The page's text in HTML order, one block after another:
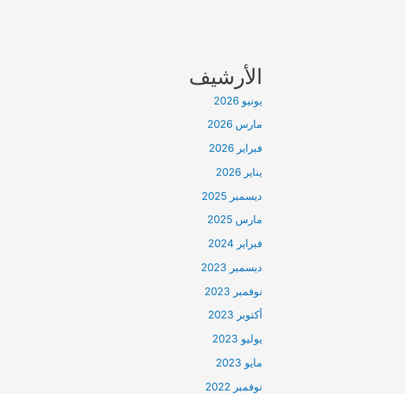
الأرشيف
يونيو 2026
مارس 2026
فبراير 2026
يناير 2026
ديسمبر 2025
مارس 2025
فبراير 2024
ديسمبر 2023
نوفمبر 2023
أكتوبر 2023
يوليو 2023
مايو 2023
نوفمبر 2022